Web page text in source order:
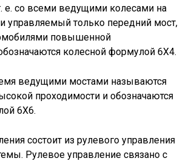
е. со всеми ведущими колесами на
управляемый только передний мост,
повышенной
колесной формулой 6X4.
ведущими мостами называются
проходимости и обозначаются
6X6.
состоит из рулевого управления
Рулевое управление связано с